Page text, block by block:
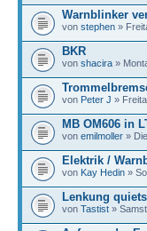
Warnblinker
von stephen »
BKR
von shacira »
von Peter J »
MB OM606 in
von emilmoller »
Elektrik /
von Kay Hedin »
Lenkung
von Tastist »